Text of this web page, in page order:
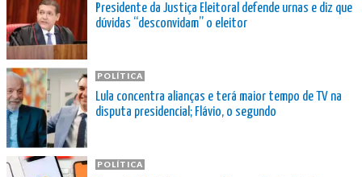
Presidente da Justiça Eleitoral defende urnas e diz que
dúvidas “desconvidam” o eleitor
POLÍTICA
Lula concentra alianças e terá maior tempo de TV na
disputa presidencial; Flávio, o segundo
POLÍTICA